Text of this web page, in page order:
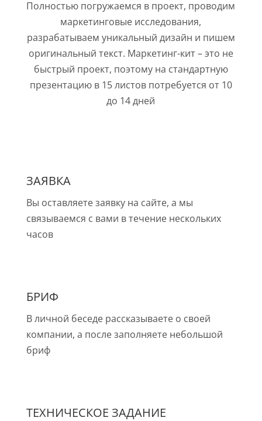
Полностью погружаемся в проект, проводим
маркетинговые исследования,
разрабатываем уникальный дизайн и пишем
оригинальный текст. Маркетинг-кит – это не
быстрый проект, поэтому на стандартную
презентацию в 15 листов потребуется от 10
до 14 дней
ЗАЯВКА
Вы оставляете заявку на сайте, а мы
связываемся с вами в течение нескольких
часов
БРИФ
В личной беседе рассказываете о своей
компании, а после заполняете небольшой
бриф
ТЕХНИЧЕСКОЕ ЗАДАНИЕ